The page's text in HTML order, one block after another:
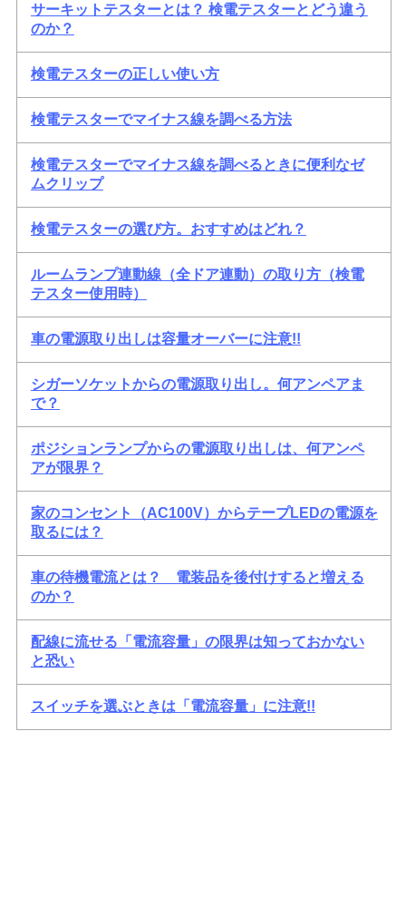
サーキットテスターとは？ 検電テスターとどう違う
のか？
検電テスターの正しい使い方
検電テスターでマイナス線を調べる方法
検電テスターでマイナス線を調べるときに便利なゼ
ムクリップ
検電テスターの選び方。おすすめはどれ？
ルームランプ連動線（全ドア連動）の取り方（検電
テスター使用時）
車の電源取り出しは容量オーバーに注意!!
シガーソケットからの電源取り出し。何アンペアま
で？
ポジションランプからの電源取り出しは、何アンペ
アが限界？
家のコンセント（AC100V）からテープLEDの電源を
取るには？
車の待機電流とは？ 電装品を後付けすると増える
のか？
配線に流せる「電流容量」の限界は知っておかない
と恐い
スイッチを選ぶときは「電流容量」に注意!!